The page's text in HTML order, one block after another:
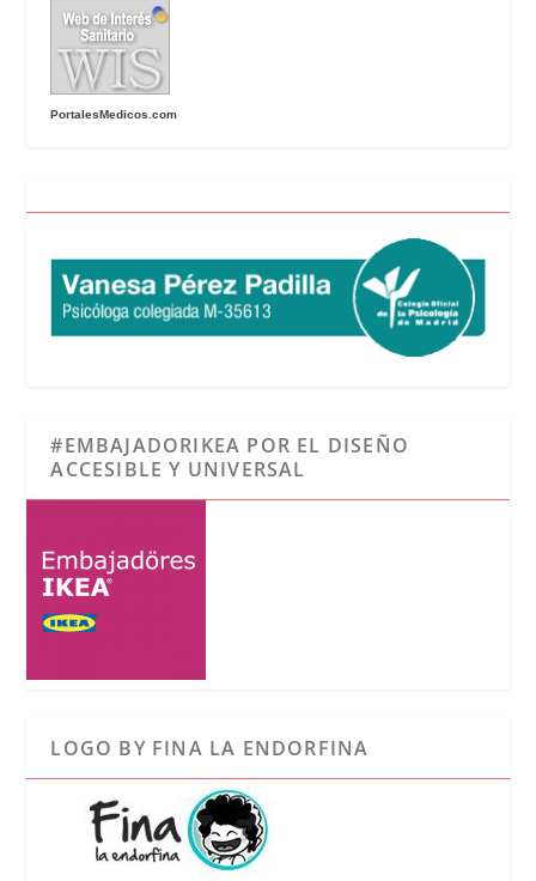
PortalesMedicos.com
#EMBAJADORIKEA POR EL DISEÑO
ACCESIBLE Y UNIVERSAL
LOGO BY FINA LA ENDORFINA